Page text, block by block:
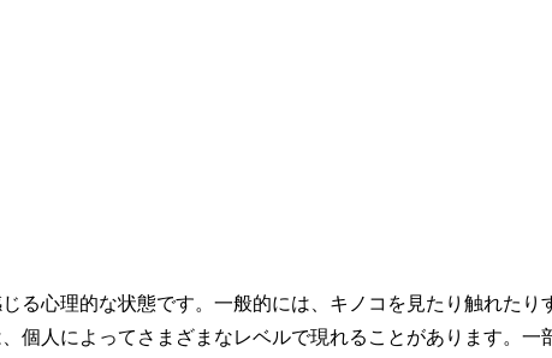
る心理的な状態です。一般的には、キノコを見たり触れたり
個人によってさまざまなレベルで現れることがあります。一